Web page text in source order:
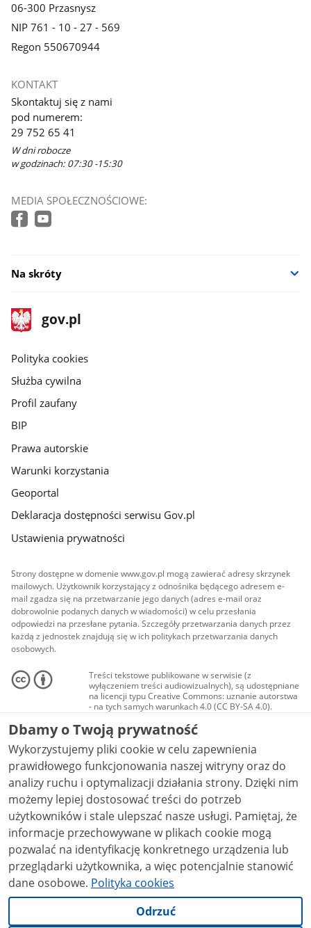
06-300 Przasnysz
NIP 761 - 10 - 27 - 569
Regon 550670944
KONTAKT
Skontaktuj się z nami
pod numerem:
29 752 65 41
W dni robocze
w godzinach: 07:30 -15:30
MEDIA SPOŁECZNOŚCIOWE:
Na skróty
stopka
gov.pl
Strona
gov.pl
gov.pl
Polityka cookies
Służba cywilna
Profil zaufany
BIP
Prawa autorskie
Warunki korzystania
Geoportal
Deklaracja dostępności serwisu Gov.pl
Ustawienia prywatności
Strony dostępne w domenie www.gov.pl mogą zawierać adresy skrzynek
mailowych. Użytkownik korzystający z odnośnika będącego adresem e-
mail zgadza się na przetwarzanie jego danych (adres e-mail oraz
dobrowolnie podanych danych w wiadomości) w celu przesłania
odpowiedzi na przesłane pytania. Szczegóły przetwarzania danych przez
każdą z jednostek znajdują się w ich politykach przetwarzania danych
osobowych.
Treści tekstowe publikowane w serwisie (z
wyłączeniem treści audiowizualnych), są udostępniane
na licencji typu Creative Commons: uznanie autorstwa
- na tych samych warunkach 4.0 (CC BY-SA 4.0).
Materiały audiowizualne, w tym zdjęcia, materiały
audio i wideo, są udostępniane na licencji typu
Creative Commons: uznanie autorstwa użycie
niekomercyjne - bez utworów zależnych 4.0 (CC BY-
NC-ND 4.0), o ile nie jest to stwierdzone inaczej.
Dbamy o Twoją prywatność
Wykorzystujemy pliki cookie w celu zapewnienia
prawidłowego funkcjonowania naszej witryny oraz do
analizy ruchu i optymalizacji działania strony. Dzięki nim
możemy lepiej dostosować treści do potrzeb
użytkowników i stale ulepszać nasze usługi. Pamiętaj, że
informacje przechowywane w plikach cookie mogą
pozwalać na identyfikację konkretnego urządzenia lub
przeglądarki użytkownika, a więc potencjalnie stanowić
dane osobowe. Polityka cookies
Odrzuć